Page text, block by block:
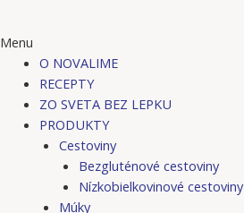
Menu
O NOVALIME
RECEPTY
ZO SVETA BEZ LEPKU
PRODUKTY
Cestoviny
Bezgluténové cestoviny
Nízkobielkovinové cestoviny
Múky